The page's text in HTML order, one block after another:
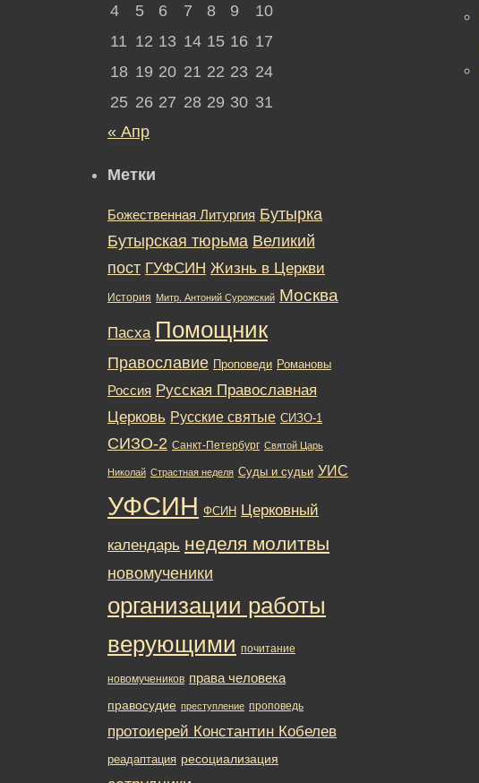
4
5 6 7 8 9
10
11 12 13 14 15 16 17
18 19 20 21 22 23 24
25 26 27 28 29 30 31
« Апр
Метки
Божественная Литургия Бутырка
Бутырская тюрьма Великий
пост ГУФСИН Жизнь в Церкви
История Митр. Антоний Сурожский Москва
Пасха Помощник
Православие Проповеди Романовы
Россия Русская Православная
Церковь Русские святые СИЗО-1
СИЗО-2 Санкт-Петербург Святой Царь
Николай Страстная неделя Суды и судьи УИС
УФСИН ФСИН Церковный
календарь неделя молитвы
новомученики
организации работы
верующими почитание
новомучеников права человека
правосудие преступление проповедь
протоиерей Константин Кобелев
реадаптация ресоциализация